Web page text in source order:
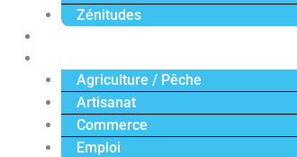
Zénitudes
Agriculture / Pêche
Artisanat
Commerce
Emploi